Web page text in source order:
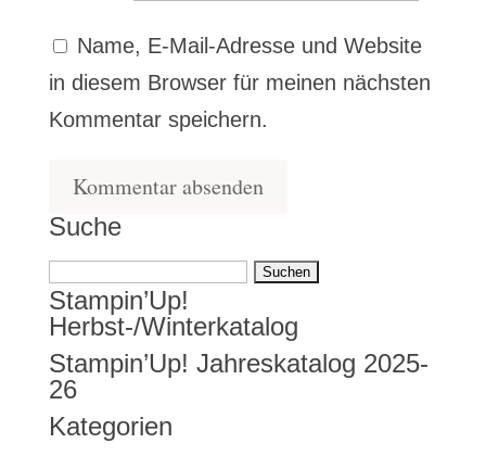
Name, E-Mail-Adresse und Website
in diesem Browser für meinen nächsten
Kommentar speichern.
Suche
Suchen
nach:
Stampin’Up!
Herbst-/Winterkatalog
Stampin’Up! Jahreskatalog 2025-
26
Kategorien